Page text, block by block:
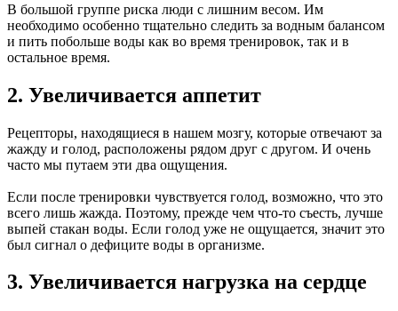
В большой группе риска люди с лишним весом. Им
необходимо особенно тщательно следить за водным балансом
и пить побольше воды как во время тренировок, так и в
остальное время.
2. Увеличивается аппетит
Рецепторы, находящиеся в нашем мозгу, которые отвечают за
жажду и голод, расположены рядом друг с другом. И очень
часто мы путаем эти два ощущения.
Если после тренировки чувствуется голод, возможно, что это
всего лишь жажда. Поэтому, прежде чем что-то съесть, лучше
выпей стакан воды. Если голод уже не ощущается, значит это
был сигнал о дефиците воды в организме.
3. Увеличивается нагрузка на сердце